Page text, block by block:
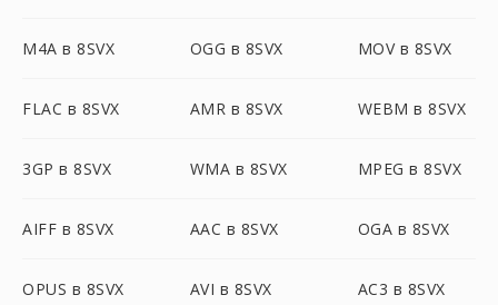
M4A в 8SVX OGG в 8SVX MOV в 8SVX
FLAC в 8SVX AMR в 8SVX WEBM в 8SVX
3GP в 8SVX WMA в 8SVX MPEG в 8SVX
AIFF в 8SVX AAC в 8SVX OGA в 8SVX
OPUS в 8SVX AVI в 8SVX AC3 в 8SVX